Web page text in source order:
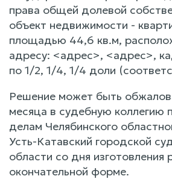
права общей долевой
объект недвижимости -
площадью 44,6 кв.м,
адресу: <адрес>, <адрес>,
по 1/2, 1/4, 1/4 доли
Решение может быть
месяца в судебную коллегию
делам Челябинского
Усть-Катавский городской
области со дня изготовления
окончательной форме.